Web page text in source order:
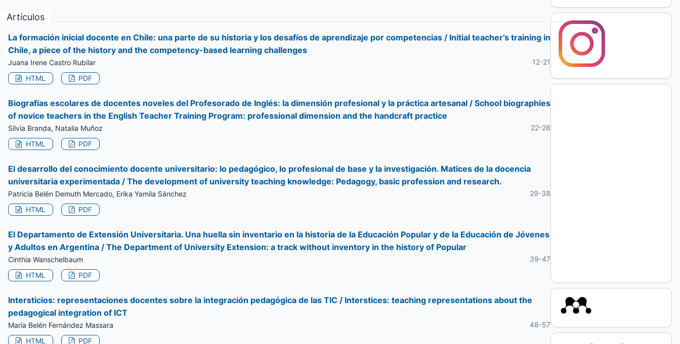
Artículos
La formación inicial docente en Chile: una parte de su historia y los desafíos de aprendizaje por competencias / Initial teacher’s training in
Chile, a piece of the history and the competency-based learning challenges
Juana Irene Castro Rubilar
12-21
HTML
PDF
Biografías escolares de docentes noveles del Profesorado de Inglés: la dimensión profesional y la práctica artesanal / School biographies
of novice teachers in the English Teacher Training Program: professional dimension and the handcraft practice
Silvia Branda, Natalia Muñoz
22-28
HTML
PDF
El desarrollo del conocimiento docente universitario: lo pedagógico, lo profesional de base y la investigación. Matices de la docencia
universitaria experimentada / The development of university teaching knowledge: Pedagogy, basic profession and research.
Patricia Belén Demuth Mercado, Erika Yamila Sánchez
29-38
HTML
PDF
El Departamento de Extensión Universitaria. Una huella sin inventario en la historia de la Educación Popular y de la Educación de Jóvenes
y Adultos en Argentina / The Department of University Extension: a track without inventory in the history of Popular
Cinthia Wanschelbaum
39-47
HTML
PDF
Intersticios: representaciones docentes sobre la integración pedagógica de las TIC / Interstices: teaching representations about the
pedagogical integration of ICT
María Belén Fernández Massara
48-57
HTML
PDF